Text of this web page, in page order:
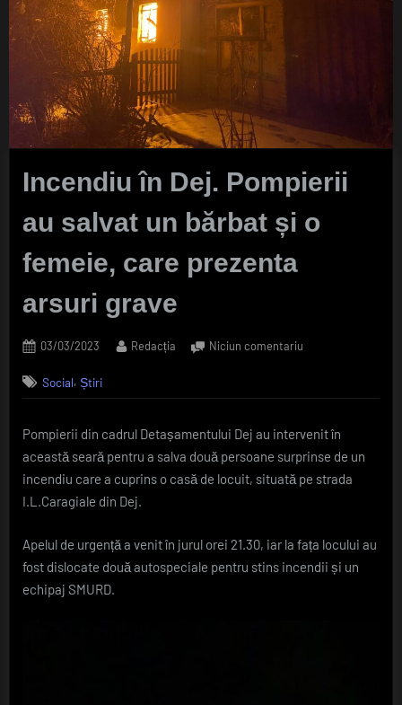
Incendiu în Dej. Pompierii
au salvat un bărbat și o
femeie, care prezenta
arsuri grave
Posted
03/03/2023 By
Redacția Niciun comentariu
Dej.
au
salvat
un
femeie,
care
Social, Știri
Pompierii din cadrul Detașamentului Dej au intervenit în
această seară pentru a salva două persoane surprinse de un
incendiu care a cuprins o casă de locuit, situată pe strada
I.L.Caragiale din Dej.
Apelul de urgență a venit în jurul orei 21.30, iar la fața locului au
fost dislocate două autospeciale pentru stins incendii și un
echipaj SMURD.